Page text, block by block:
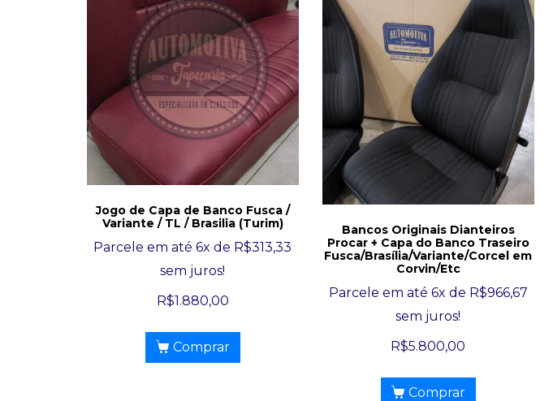
Jogo de Capa de Banco Fusca /
Variante / TL / Brasilia (Turim)
Parcele em até 6x de R$313,33
sem juros!
R$1.880,00
Comprar
Bancos Originais Dianteiros
Procar + Capa do Banco Traseiro
Fusca/Brasília/Variante/Corcel em
Corvin/Etc
Parcele em até 6x de R$966,67
sem juros!
R$5.800,00
Comprar